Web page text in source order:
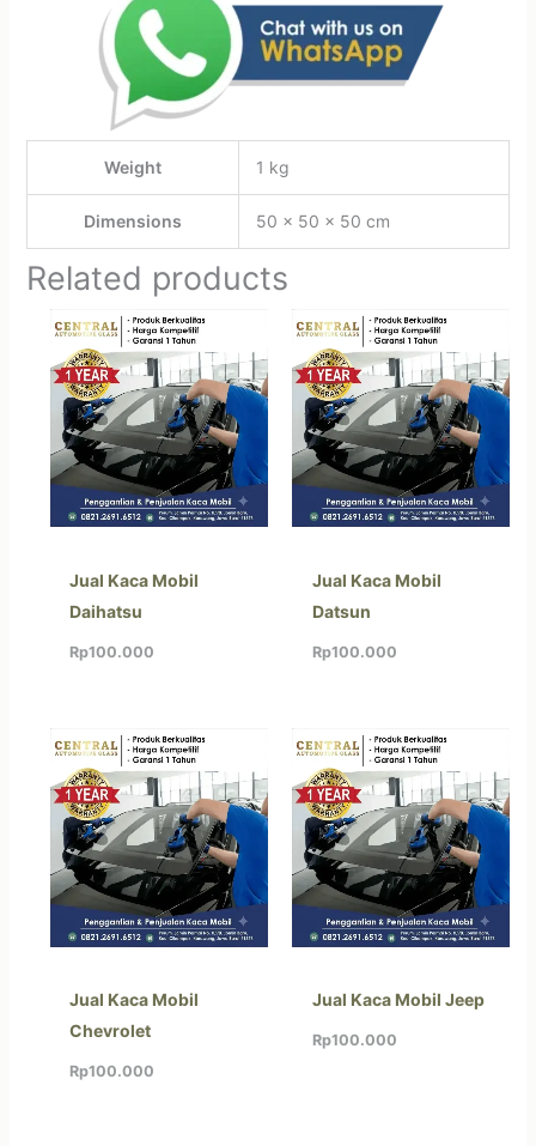
Weight 1 kg
Dimensions 50 × 50 × 50 cm
Related products
Jual Kaca Mobil
Daihatsu
Rp100.000
Jual Kaca Mobil
Datsun
Rp100.000
Jual Kaca Mobil
Chevrolet
Rp100.000
Jual Kaca Mobil Jeep
Rp100.000